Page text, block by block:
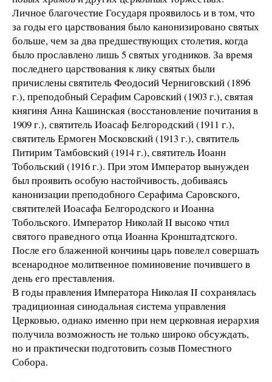
Личное благочестие Государя проявилось и в том, что
за годы его царствования было канонизировано святых
больше, чем за два предшествующих столетия, когда
было прославлено лишь 5 святых угодников. За время
последнего царствования к лику святых были
причислены святитель Феодосий Черниговский (1896
г.), преподобный Серафим Саровский (1903 г.), святая
княгиня Анна Кашинская (восстановление почитания в
1909 г.), святитель Иоасаф Белгородский (1911 г.),
святитель Ермоген Московский (1913 г.), святитель
Питирим Тамбовский (1914 г.), святитель Иоанн
Тобольский (1916 г.). При этом Император вынужден
был проявить особую настойчивость, добиваясь
канонизации преподобного Серафима Саровского,
святителей Иоасафа Белгородского и Иоанна
Тобольского. Император Николай II высоко чтил
святого праведного отца Иоанна Кронштадтского.
После его блаженной кончины царь повелел совершать
всенародное молитвенное поминовение почившего в
день его преставления.
В годы правления Императора Николая II сохранялась
традиционная синодальная система управления
Церковью, однако именно при нем церковная иерархия
получила возможность не только широко обсуждать,
но и практически подготовить созыв Поместного
Собора.